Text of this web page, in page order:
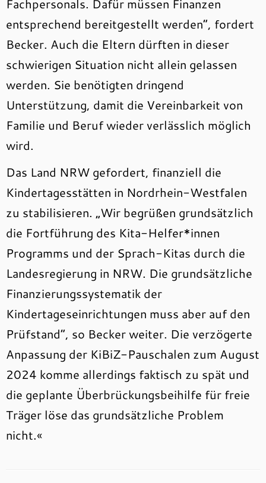
Fachpersonals. Dafür müssen Finanzen
entsprechend bereitgestellt werden“, fordert
Becker. Auch die Eltern dürften in dieser
schwierigen Situation nicht allein gelassen
werden. Sie benötigten dringend
Unterstützung, damit die Vereinbarkeit von
Familie und Beruf wieder verlässlich möglich
wird.
Das Land NRW gefordert, finanziell die
Kindertagesstätten in Nordrhein-Westfalen
zu stabilisieren. „Wir begrüßen grundsätzlich
die Fortführung des Kita-Helfer*innen
Programms und der Sprach-Kitas durch die
Landesregierung in NRW. Die grundsätzliche
Finanzierungssystematik der
Kindertageseinrichtungen muss aber auf den
Prüfstand“, so Becker weiter. Die verzögerte
Anpassung der KiBiZ-Pauschalen zum August
2024 komme allerdings faktisch zu spät und
die geplante Überbrückungsbeihilfe für freie
Träger löse das grundsätzliche Problem
nicht.«